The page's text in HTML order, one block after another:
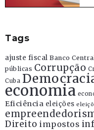
Tags
ajuste fiscal Banco
públicas Corrupção
Cuba
economia
Eficiência eleições
Direito impostos